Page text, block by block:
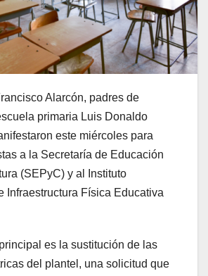
Alarcón, padres de
primaria Luis Donaldo
este miércoles para
a la Secretaría de Educación
(SEPyC) y al Instituto
Infraestructura Física Educativa
es la sustitución de las
del plantel, una solicitud que